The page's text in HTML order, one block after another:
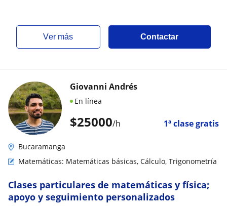
ver más Contactar
$25000/h 1ª clase gratis
Giovanni Andrés
En línea
Bucaramanga
Matemáticas: Matemáticas básicas, Cálculo, Trigonometría
Clases particulares de matemáticas y física;
apoyo y seguimiento personalizados